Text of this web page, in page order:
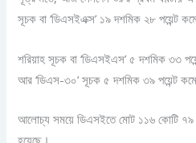
সূচক বা ‘ডিএসইএক্স’ ১৯ দশমিক ২৮ পয়েন্ট
শরিয়াহ সূচক বা ‘ডিএসইএস’ ৫ দশমিক ৩৩
আর ‘ডিএস-৩০’ সূচক ৫ দশমিক ৩৯ পয়েন্ট কমে
আলোচ্য সময়ে ডিএসইতে মোট ১১৬ কোটি ৭৯
হয়েছে।